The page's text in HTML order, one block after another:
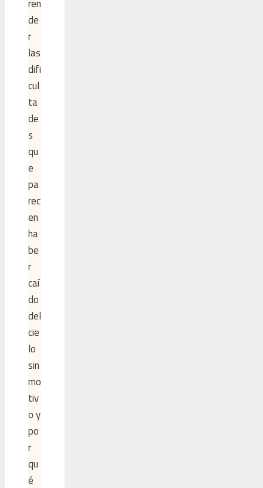
ren
de
r
las
difi
cul
ta
de
s
qu
e
pa
rec
en
ha
be
r
caí
do
del
cie
lo
sin
mo
tiv
o y
po
r
qu
é